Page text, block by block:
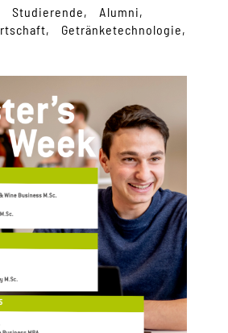
Studierende
Alumni
Getränketechnologie